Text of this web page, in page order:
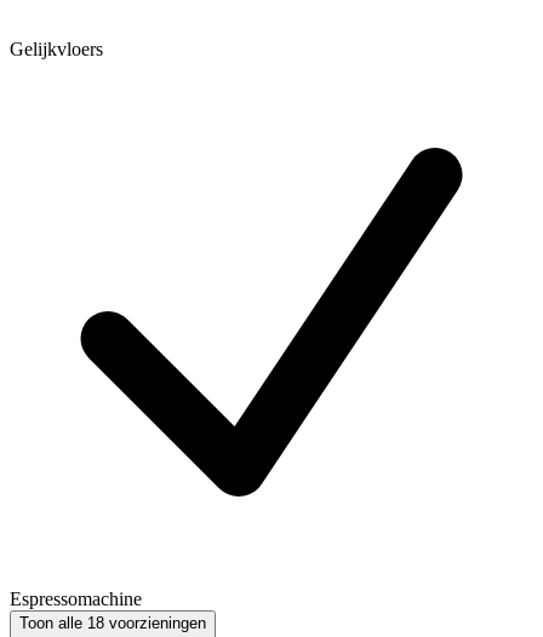
Gelijkvloers
Espressomachine
Toon alle 18 voorzieningen